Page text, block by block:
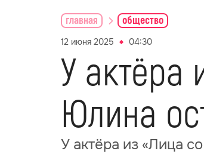
главная общество
12 июня 2025 04:30
У
Юлина
У актёра из «Лица